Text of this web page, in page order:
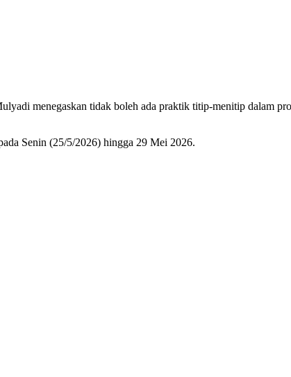
menegaskan tidak boleh ada praktik titip-menitip dalam
Senin (25/5/2026) hingga 29 Mei 2026.